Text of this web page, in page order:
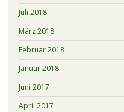
Juli 2018
März 2018
Februar 2018
Januar 2018
Juni 2017
April 2017